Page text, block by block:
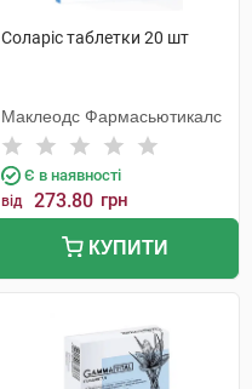
Соларіс таблетки 20 шт
Маклеодс Фармасьютикалс
Є в наявності
від 273.80 грн
КУПИТИ